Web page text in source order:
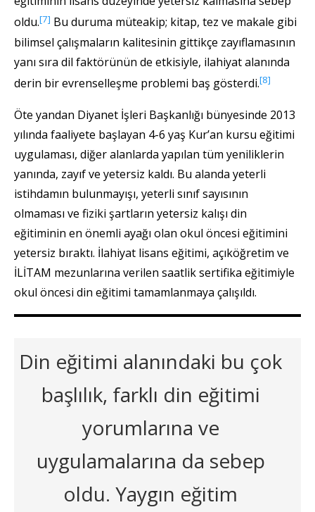
oldu.[7] Bu duruma müteakip; kitap, tez ve makale gibi
bilimsel çalışmaların kalitesinin gittikçe zayıflamasının
yanı sıra dil faktörünün de etkisiyle, ilahiyat alanında
derin bir evrenselleşme problemi baş gösterdi.[8]
Öte yandan Diyanet İşleri Başkanlığı bünyesinde 2013
yılında faaliyete başlayan 4-6 yaş Kur’an kursu eğitimi
uygulaması, diğer alanlarda yapılan tüm yeniliklerin
yanında, zayıf ve yetersiz kaldı. Bu alanda yeterli
istihdamın bulunmayışı, yeterli sınıf sayısının
olmaması ve fiziki şartların yetersiz kalışı din
eğitiminin en önemli ayağı olan okul öncesi eğitimini
yetersiz bıraktı. İlahiyat lisans eğitimi, açıköğretim ve
İLİTAM mezunlarına verilen saatlik sertifika eğitimiyle
okul öncesi din eğitimi tamamlanmaya çalışıldı.
Din eğitimi alanındaki bu çok
başlılık, farklı din eğitimi
yorumlarına ve
uygulamalarına da sebep
oldu. Yaygın eğitim